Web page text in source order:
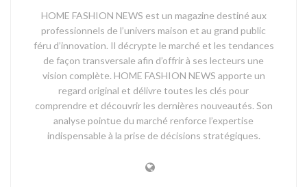
HOME FASHION NEWS est un magazine destiné aux
professionnels de l’univers maison et au grand public
féru d’innovation. Il décrypte le marché et les tendances
de façon transversale afin d’offrir à ses lecteurs une
vision complète. HOME FASHION NEWS apporte un
regard original et délivre toutes les clés pour
comprendre et découvrir les dernières nouveautés. Son
analyse pointue du marché renforce l’expertise
indispensable à la prise de décisions stratégiques.